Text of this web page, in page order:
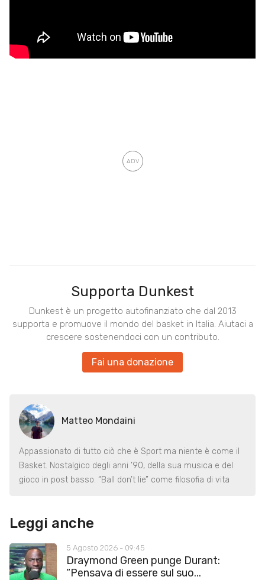
Supporta Dunkest
Dunkest è un progetto autofinanziato che dal 2013
supporta e promuove il mondo del basket in Italia. Aiutaci a
crescere sostenendoci con un contributo.
Fai una donazione
Matteo Mondaini
Appassionato di tutto ciò che è Sport ma niente è come il
Basket. Nostalgico degli anni ’90, della sua musica e del
gioco in post basso. “Ball don’t lie” come filosofia di vita
Leggi anche
5 Agosto 2026 - 09:45
Draymond Green punge Durant:
“Pensava di essere sul suo...